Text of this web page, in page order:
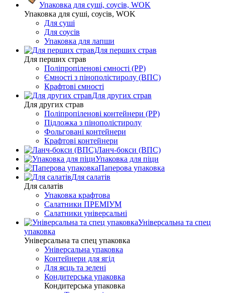
Упаковка для суші, соусів, WOK
Упаковка для суші, соусів, WOK
Для суші
Для соусів
Упаковка для лапши
Для перших страв
Для перших страв
Поліпропіленові ємності (PP)
Ємності з пінополістиролу (ВПС)
Крафтові ємності
Для других страв
Для других страв
Поліпропіленові контейнери (PP)
Підложка з пінополістиролу
Фольговані контейнери
Крафтові контейнери
Ланч-бокси (ВПС)
Упаковка для піци
Паперова упаковка
Для салатів
Для салатів
Упаковка крафтова
Салатники ПРЕМІУМ
Салатники універсальні
Універсальна та спец
упаковка
Універсальна та спец упаковка
Універсальна упаковка
Контейнери для ягід
Для яєць та зелені
Кондитерська упаковка
Кондитерська упаковка